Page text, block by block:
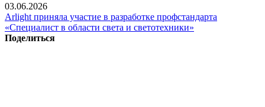
03.06.2026
Arlight приняла участие в разработке профстандарта
«Специалист в области света и светотехники»
Поделиться